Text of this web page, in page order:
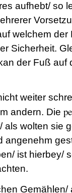
aufhebt/ so
welchem der
Sicherheit.
der Fuß auf
weiter
andern. Die
als wolten sie
angenehm
ist hierbey/
Gemählen/